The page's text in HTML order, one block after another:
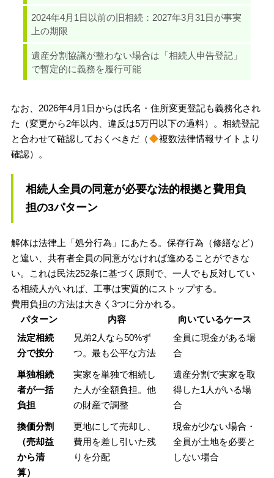
2024年4月1日以前の旧相続：2027年3月31日が事実
上の期限
遺産分割協議が整わない場合は「相続人申告登記」
で暫定的に義務を履行可能
なお、2026年4月1日からは氏名・住所変更登記も義務化され
た（変更から2年以内、違反は5万円以下の過料）。相続登記
と合わせて確認しておくべきだ（
複数法律情報サイトより
確認）。
相続人全員の同意が必要な法的根拠と費用負
担の3パターン
解体は法律上「処分行為」にあたる。保存行為（修繕など）
と違い、共有者全員の同意がなければ進めることができな
い。これは民法252条に基づく原則で、一人でも反対してい
る相続人がいれば、工事は実質的にストップする。
費用負担の方法は大きく3つに分かれる。
パターン
内容
向いているケース
法定相続
分で按分
兄弟2人なら50%ず
つ。最も公平な方法
全員に現金がある場
合
単独相続
者が一括
負担
実家を単独で相続し
た人が全額負担。他
の財産で調整
遺産分割で実家を取
得した1人がいる場
合
換価分割
（売却益
から清
算）
更地にして売却し、
費用を差し引いた残
りを分配
現金が少ない場合・
全員が土地を必要と
しない場合